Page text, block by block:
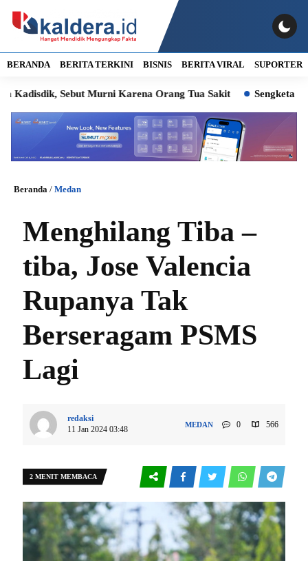
BERANDA BERITA TERKINI BISNIS BERITA VIRAL SUPORTER
Sebut Murni Karena Orang Tua Sakit Sengketa PT
Beranda / Medan
Menghilang Tiba –
tiba, Jose Valencia
Rupanya Tak
Berseragam PSMS
Lagi
redaksi
11 Jan 2024 03:48
MEDAN 0 566
2 MENIT MEMBACA